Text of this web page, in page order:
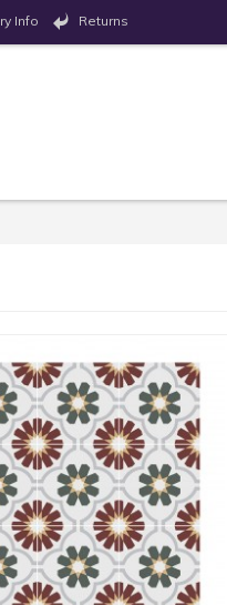
Info Returns